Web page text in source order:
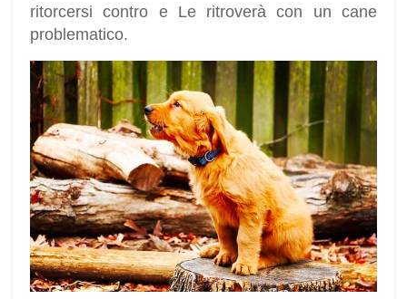
ritorcersi contro e Le ritroverà con un cane
problematico.